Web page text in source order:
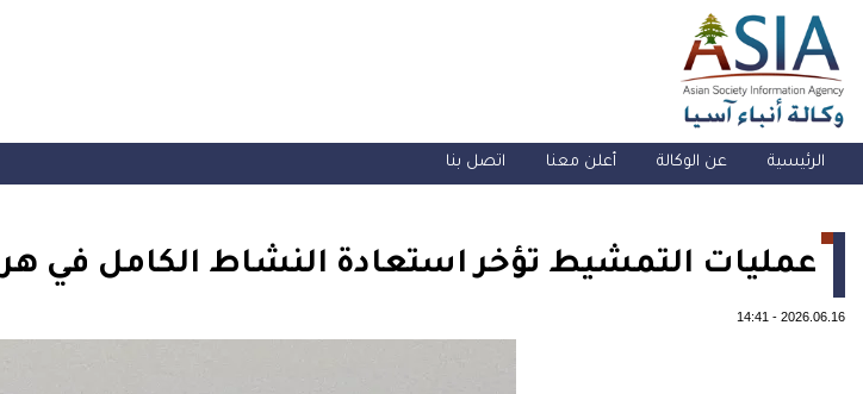
الرئيسية عن الوكالة أعلن معنا اتصل بنا
عمليات التمشيط تؤخر استعادة النشاط الكامل في
2026.06.16
-
14:41